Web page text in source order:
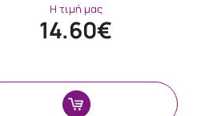
Η τιμή μας
14.60€